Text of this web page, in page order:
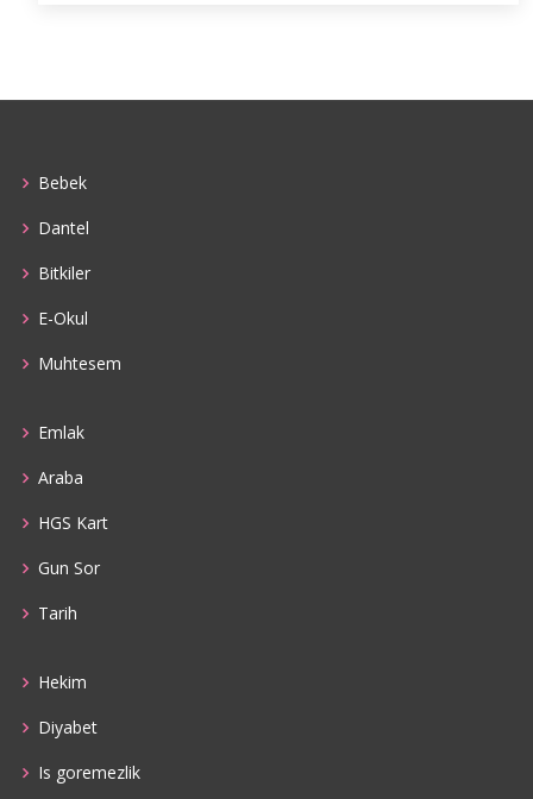
Bebek
Dantel
Bitkiler
E-Okul
Muhtesem
Emlak
Araba
HGS Kart
Gun Sor
Tarih
Hekim
Diyabet
Is goremezlik